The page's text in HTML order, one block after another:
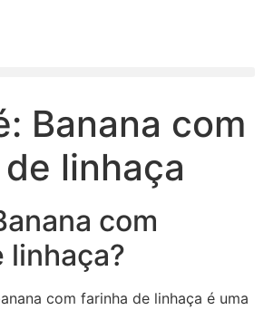
Banana com
linhaça
com
linhaça?
com farinha de linhaça é uma